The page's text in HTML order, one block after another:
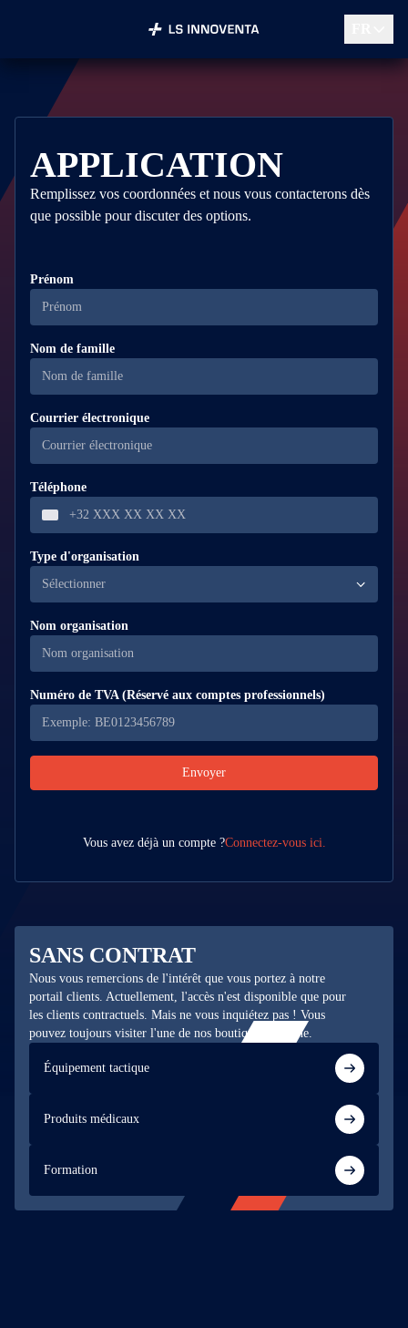
APPLICATION
Remplissez vos coordonnées et nous vous contacterons dès
que possible pour discuter des options.
Prénom
Nom de famille
Courrier électronique
Téléphone
Type d'organisation
Sélectionner
Nom organisation
Numéro de TVA (Réservé aux comptes professionnels)
Envoyer
Vous avez déjà un compte ?Connectez-vous ici.
SANS CONTRAT
Nous vous remercions de l'intérêt que vous portez à notre
portail clients. Actuellement, l'accès n'est disponible que pour
les clients contractuels. Mais ne vous inquiétez pas ! Vous
pouvez toujours visiter l'une de nos boutiques en ligne.
Équipement tactique
Produits médicaux
Formation